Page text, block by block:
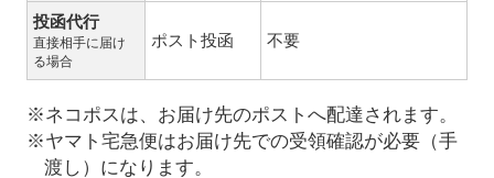
投函代行
直接相手に届け
る場合
ポスト投函 不要
※ネコポスは、お届け先のポストへ配達されます。
※ヤマト宅急便はお届け先での受領確認が必要（手
渡し）になります。